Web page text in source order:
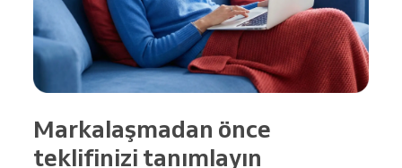
Markalaşmadan önce
teklifinizi tanımlayın